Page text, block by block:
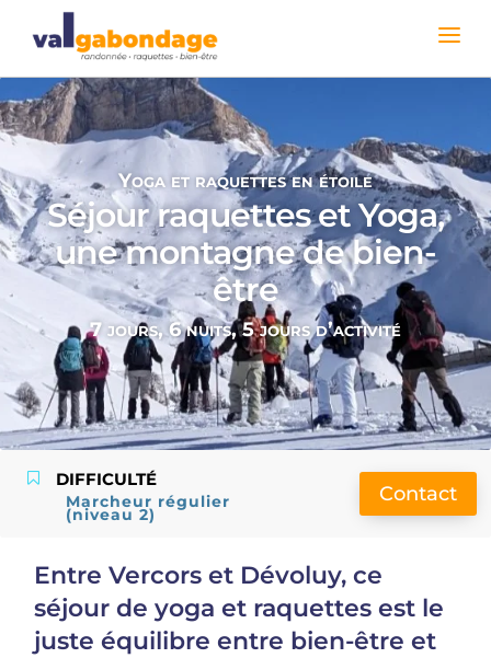
Yoga et raquettes en étoile
Séjour raquettes et Yoga,
une montagne de bien-
être
7 jours, 6 nuits, 5 jours d’activité
DIFFICULTÉ
Marcheur régulier
(niveau 2)
Contact
Entre Vercors et Dévoluy, ce
séjour de yoga et raquettes est le
juste équilibre entre bien-être et